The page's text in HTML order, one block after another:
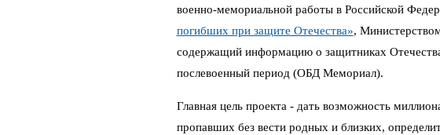
военно-мемориальной работы в Российской
погибших при защите Отечества»,
содержащий информацию о защитниках
послевоенный период (ОБД Мемориал).
Главная цель проекта - дать возможность
пропавших без вести родных и близких,